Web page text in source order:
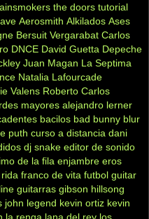
the doors tutorial
Aerosmith Alkilados Ases
Bersuit Vergarabat Carlos
DNCE David Guetta Depeche
Juan Magan La Septima
Natalia Lafourcade
Valens Roberto Carlos
mayores alejandro lerner
bacilos bad bunny blur
puth curso a distancia dani
dj snake editor de sonido
de la fila enjambre eros
franco de vita futbol guitar
guitarras gibson hillsong
john legend kevin ortiz kevin